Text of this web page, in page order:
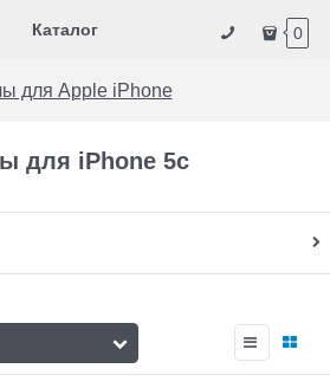
Каталог 0
для Apple iPhone
для iPhone 5c